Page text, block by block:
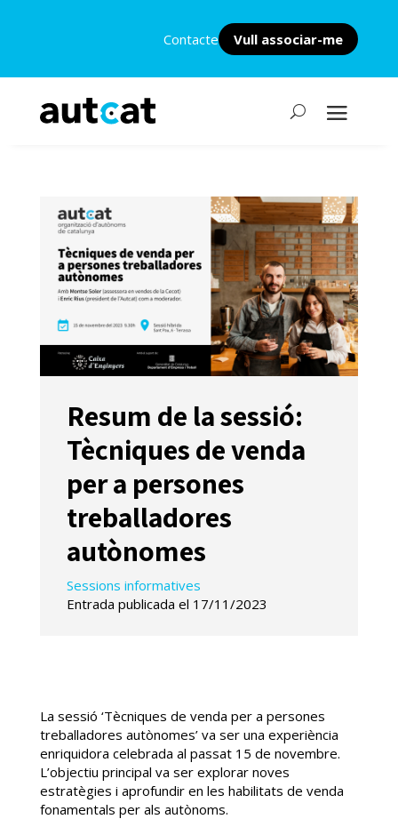
Contacte Vull associar-me
Resum de la sessió:
Tècniques de venda
per a persones
treballadores
autònomes
Sessions informatives
Entrada publicada el 17/11/2023
La sessió ‘Tècniques de venda per a persones
treballadores autònomes’ va ser una experiència
enriquidora celebrada al passat 15 de novembre.
L’objectiu principal va ser explorar noves
estratègies i aprofundir en les habilitats de venda
fonamentals per als autònoms.